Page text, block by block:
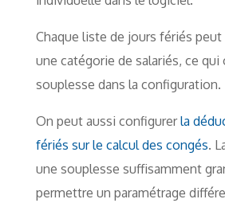
Chaque liste de jours fériés
une catégorie de salariés, ce qui
souplesse dans la configuration.
On peut aussi configurerla
fériés sur le calcul des congés.
une souplesse suffisamment
permettre un paramétrage